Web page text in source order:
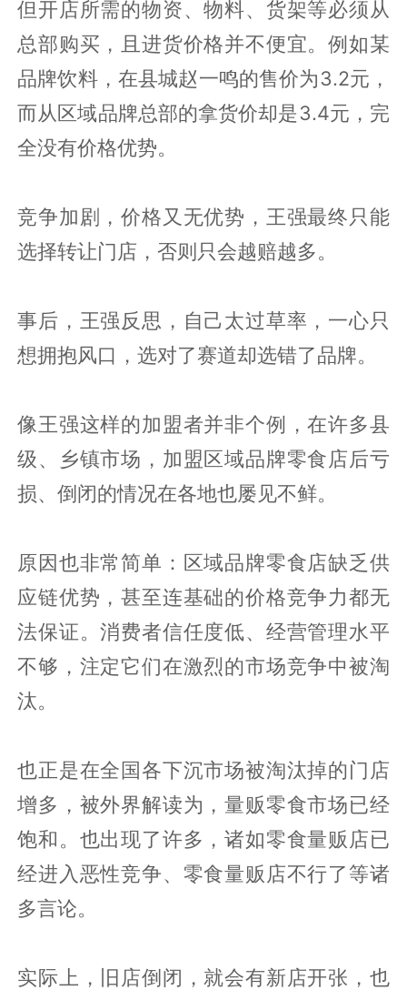
但开店所需的物资、物料、货架等必须从
总部购买，且进货价格并不便宜。例如某
品牌饮料，在县城赵一鸣的售价为3.2元，
而从区域品牌总部的拿货价却是3.4元，完
全没有价格优势。
竞争加剧，价格又无优势，王强最终只能
选择转让门店，否则只会越赔越多。
事后，王强反思，自己太过草率，一心只
想拥抱风口，选对了赛道却选错了品牌。
像王强这样的加盟者并非个例，在许多县
级、乡镇市场，加盟区域品牌零食店后亏
损、倒闭的情况在各地也屡见不鲜。
原因也非常简单：区域品牌零食店缺乏供
应链优势，甚至连基础的价格竞争力都无
法保证。消费者信任度低、经营管理水平
不够，注定它们在激烈的市场竞争中被淘
汰。
也正是在全国各下沉市场被淘汰掉的门店
增多，被外界解读为，量贩零食市场已经
饱和。也出现了许多，诸如零食量贩店已
经进入恶性竞争、零食量贩店不行了等诸
多言论。
实际上，旧店倒闭，就会有新店开张，也